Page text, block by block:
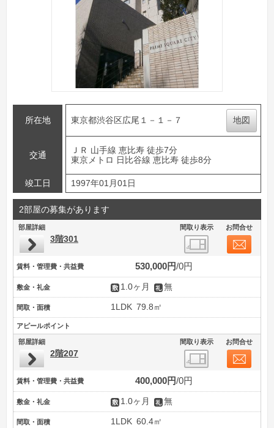
所在地 東京都渋谷区広尾１－１－７ 地図
交通
ＪＲ 山手線 恵比寿 徒歩7分
東京メトロ 日比谷線 恵比寿 徒歩8分
竣工日 1997年01月01日
2部屋の募集があります
部屋詳細 間取り表示 お問合せ
3階301
賃料・管理費・共益費 530,000円 0円
敷金・礼金 1.0ヶ月 無
間取・面積 1LDK 79.8㎡
アピールポイント
部屋詳細 間取り表示 お問合せ
2階207
賃料・管理費・共益費 400,000円 0円
敷金・礼金 1.0ヶ月 無
間取・面積 1LDK 60.4㎡